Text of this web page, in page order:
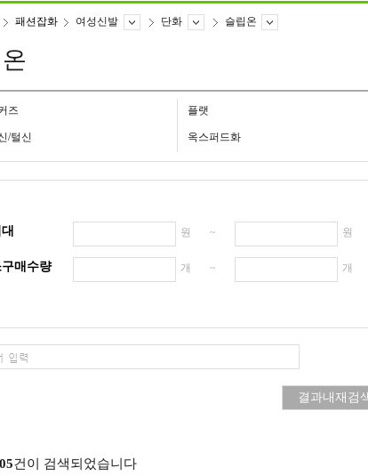
패션잡화 여성신발 단화 슬립온
즈 플랫
/털신 옥스퍼드화
원 ~ 원
매수량 개 ~ 개
건이 검색되었습니다